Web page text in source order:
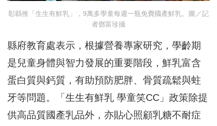
彰縣推「生生有鮮乳」，9萬多學童每週一瓶免費國產鮮乳。圖／記
者鄧富珍攝
縣府教育處表示，根據營養專家研究，學齡期
是兒童身體與智力發展的重要階段，鮮乳富含
蛋白質與鈣質，有助預防肥胖、骨質疏鬆與蛀
牙等問題。「生生有鮮乳 學童笑CC」政策除提
供高品質國產乳品外，亦貼心照顧乳糖不耐症